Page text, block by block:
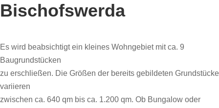
Bischofswerda
Es wird beabsichtigt ein kleines Wohngebiet mit ca. 9
Baugrundstücken
zu erschließen. Die Größen der bereits gebildeten Grundstücke
variieren
zwischen ca. 640 qm bis ca. 1.200 qm. Ob Bungalow oder